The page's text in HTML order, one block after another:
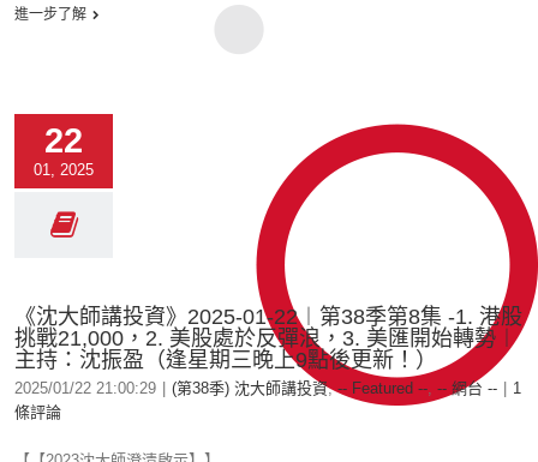
進一步了解
22
01, 2025
《沈大師講投資》2025-01-22︱第38季第8集 -1. 港股
挑戰21,000，2. 美股處於反彈浪，3. 美匯開始轉勢︱
主持：沈振盈（逢星期三晚上9點後更新！）
2025/01/22 21:00:29 (第38季) 沈大師講投資,-- Featured --, -- 網台 --
1
條評論